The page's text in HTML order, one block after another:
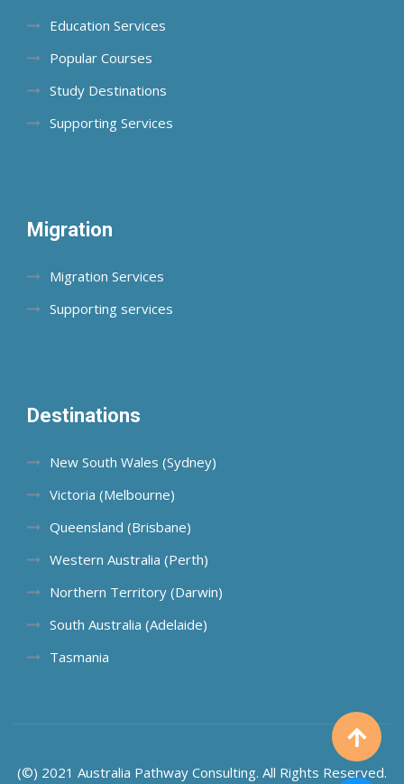
Education Services
Popular Courses
Study Destinations
Supporting Services
Migration
Migration Services
Supporting services
Destinations
New South Wales (Sydney)
Victoria (Melbourne)
Queensland (Brisbane)
Western Australia (Perth)
Northern Territory (Darwin)
South Australia (Adelaide)
Tasmania
(©) 2021 Australia Pathway Consulting. All Rights Reserved.